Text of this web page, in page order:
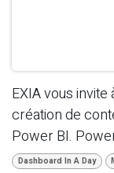
EXIA vous
création de
Power BI.
Dashboard In A Day